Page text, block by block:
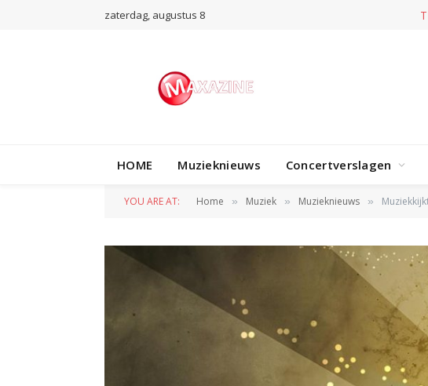
zaterdag, augustus 8
HOME Muzieknieuws Concertverslagen
YOU ARE AT: Home » Muziek » Muzieknieuws »